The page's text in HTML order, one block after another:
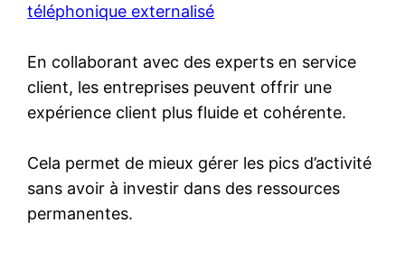
téléphonique externalisé
En collaborant avec des experts en service
client, les entreprises peuvent offrir une
expérience client plus fluide et cohérente.
Cela permet de mieux gérer les pics d’activité
sans avoir à investir dans des ressources
permanentes.